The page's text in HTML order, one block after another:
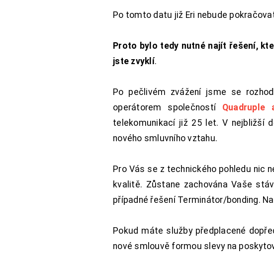
Po tomto datu již Eri nebude
Proto bylo tedy nutné najít řešení,
jste zvyklí.
Po pečlivém zvážení jsme se
operátorem společností Quadruple
telekomunikací již 25 let. V nejbližší
nového smluvního vztahu.
Pro Vás se z technického pohledu nic
kvalitě. Zůstane zachována Vaše
případné řešení Terminátor/bonding.
Pokud máte služby předplacené
nové smlouvě formou slevy na